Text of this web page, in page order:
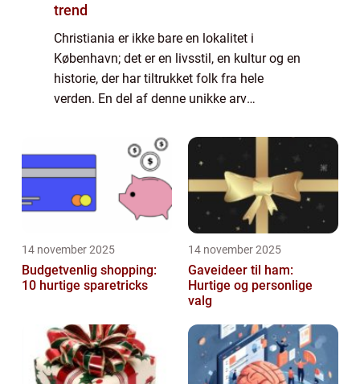
trend
Christiania er ikke bare en lokalitet i
København; det er en livsstil, en kultur og en
historie, der har tiltrukket folk fra hele
verden. En del af denne unikke arv
både lokale og bes&osl...
14 november 2025
Budgetvenlig shopping:
10 hurtige sparetricks
14 november 2025
Gaveideer til ham:
Hurtige og personlige
valg